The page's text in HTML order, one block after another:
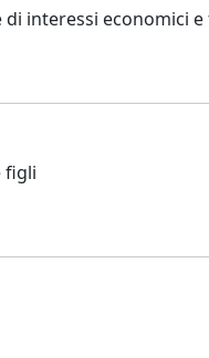
interessi economici
figli